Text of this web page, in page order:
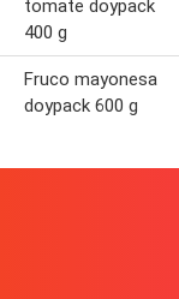
tomate doypack
400 g
Fruco mayonesa
doypack 600 g